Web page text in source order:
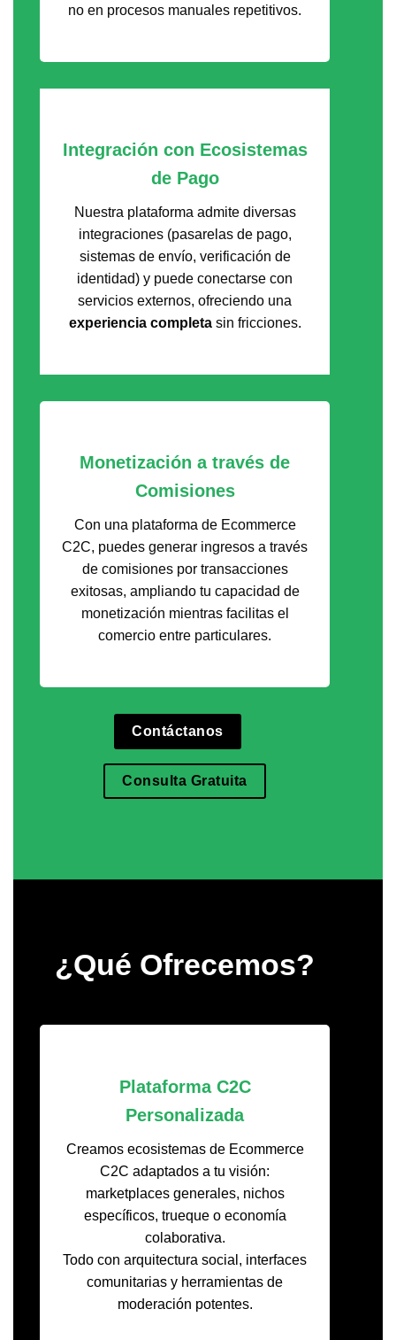
no en procesos manuales repetitivos.
Integración con Ecosistemas
de Pago
Nuestra plataforma admite diversas
integraciones (pasarelas de pago,
sistemas de envío, verificación de
identidad) y puede conectarse con
servicios externos, ofreciendo una
experiencia completasin fricciones.
Monetización a través de
Comisiones
Con una plataforma de Ecommerce
C2C, puedes generar ingresos a través
de comisiones por transacciones
exitosas, ampliando tu capacidad de
monetización mientras facilitas el
comercio entre particulares.
Contáctanos
Consulta Gratuita
¿Qué Ofrecemos?
Plataforma C2C
Personalizada
Creamos ecosistemas de Ecommerce
C2C adaptados a tu visión:
marketplaces generales, nichos
específicos, trueque o economía
colaborativa.
Todo con arquitectura social, interfaces
comunitarias y herramientas de
moderación potentes.